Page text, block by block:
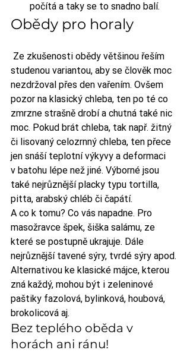
počítá a taky se to snadno balí.
Obědy pro horaly
studenou variantou, aby se člověk moc
nezdržoval přes den vařením. Ovšem
pozor na klasický chleba, ten po té co
zmrzne strašně drobí a chutná také nic
moc. Pokud brát chleba, tak např. žitný
či lisovaný celozrnný chleba, ten přece
jen snáší teplotní výkyvy a deformaci
v batohu lépe než jiné. Výborné jsou
také nejrůznější placky typu tortilla,
pitta, arabský chléb či čapátí.
A co k tomu? Co vás napadne. Pro
masožravce špek, šiška salámu, ze
které se postupně ukrajuje. Dále
nejrůznější tavené sýry, tvrdé sýry apod.
Alternativou ke klasické májce, kterou
zná každý, mohou být i zeleninové
paštiky fazolová, bylinková, houbová,
brokolicová aj.
Bez teplého oběda v
horách ani ránu!